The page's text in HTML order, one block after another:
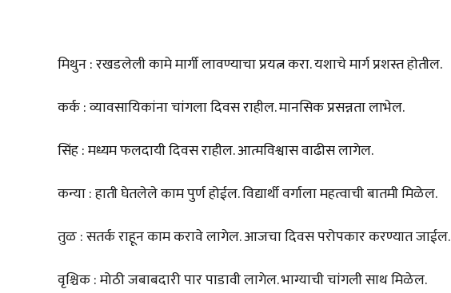
मिथुन : रखडलेली कामे मार्गी लावण्याचा प्रयत्न करा. यशाचे मार्ग प्रशस्त होतील.
कर्क : व्यावसायिकांना चांगला दिवस राहील. मानसिक प्रसन्नता लाभेल.
सिंह : मध्यम फलदायी दिवस राहील. आत्मविश्वास वाढीस लागेल.
कन्या : हाती घेतलेले काम पुर्ण होईल. विद्यार्थी वर्गाला महत्वाची बातमी मिळेल.
तुळ : सतर्क राहून काम करावे लागेल. आजचा दिवस परोपकार करण्यात जाईल.
वृश्चिक : मोठी जबाबदारी पार पाडावी लागेल. भाग्याची चांगली साथ मिळेल.